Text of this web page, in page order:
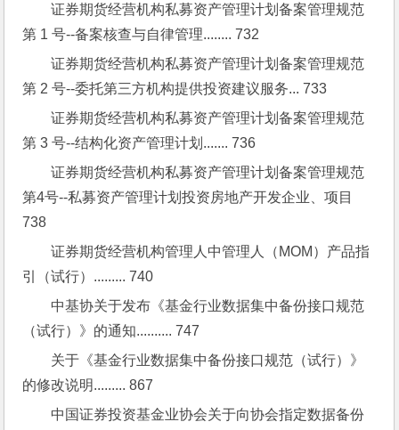
证券期货经营机构私募资产管理计划备案管理规范
第 1 号--备案核查与自律管理........ 732
证券期货经营机构私募资产管理计划备案管理规范
第 2 号--委托第三方机构提供投资建议服务... 733
证券期货经营机构私募资产管理计划备案管理规范
第 3 号--结构化资产管理计划....... 736
证券期货经营机构私募资产管理计划备案管理规范
第4号--私募资产管理计划投资房地产开发企业、项目
738
证券期货经营机构管理人中管理人（MOM）产品指
引（试行）......... 740
中基协关于发布《基金行业数据集中备份接口规范
（试行）》的通知.......... 747
关于《基金行业数据集中备份接口规范（试行）》
的修改说明......... 867
中国证券投资基金业协会关于向协会指定数据备份